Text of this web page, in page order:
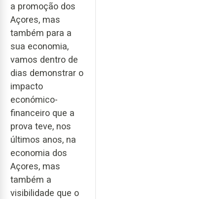
a promoção dos
Açores, mas
também para a
sua economia,
vamos dentro de
dias demonstrar o
impacto
económico-
financeiro que a
prova teve, nos
últimos anos, na
economia dos
Açores, mas
também a
visibilidade que o